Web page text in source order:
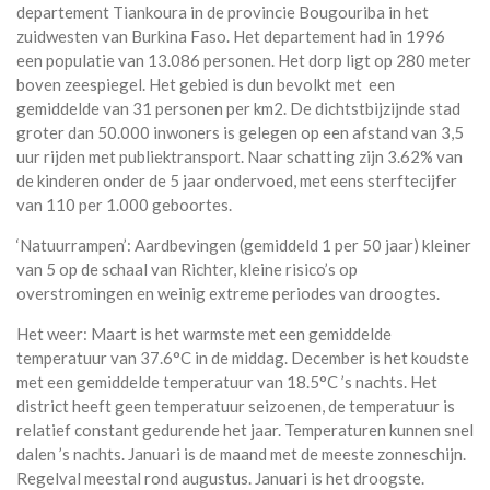
departement Tiankoura in de provincie Bougouriba in het
zuidwesten van Burkina Faso. Het departement had in 1996
een populatie van 13.086 personen. Het dorp ligt op 280 meter
boven zeespiegel. Het gebied is dun bevolkt met een
gemiddelde van 31 personen per km2. De dichtstbijzijnde stad
groter dan 50.000 inwoners is gelegen op een afstand van 3,5
uur rijden met publiektransport. Naar schatting zijn 3.62% van
de kinderen onder de 5 jaar ondervoed, met eens sterftecijfer
van 110 per 1.000 geboortes.
‘Natuurrampen’: Aardbevingen (gemiddeld 1 per 50 jaar) kleiner
van 5 op de schaal van Richter, kleine risico’s op
overstromingen en weinig extreme periodes van droogtes.
Het weer: Maart is het warmste met een gemiddelde
temperatuur van 37.6°C in de middag. December is het koudste
met een gemiddelde temperatuur van 18.5°C ’s nachts. Het
district heeft geen temperatuur seizoenen, de temperatuur is
relatief constant gedurende het jaar. Temperaturen kunnen snel
dalen ’s nachts. Januari is de maand met de meeste zonneschijn.
Regelval meestal rond augustus. Januari is het droogste.